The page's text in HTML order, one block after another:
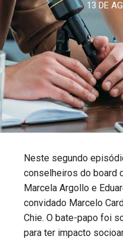
13 DE
Neste segundo
conselheiros do board
Marcela Argollo e
convidado Marcelo
Chie. O bate-papo foi
para ter impacto